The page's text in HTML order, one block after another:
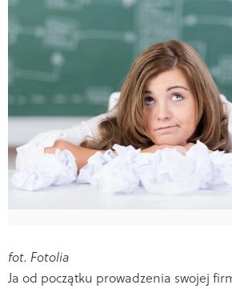
fot. Fotolia
Ja od początku prowadzenia swojej